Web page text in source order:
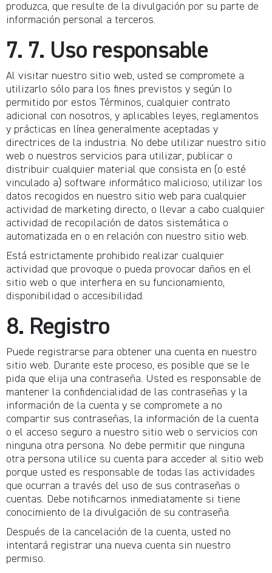
produzca, que resulte de la divulgación por su parte de
información personal a terceros.
7. 7. Uso responsable
Al visitar nuestro sitio web, usted se compromete a
utilizarlo sólo para los fines previstos y según lo
permitido por estos Términos, cualquier contrato
adicional con nosotros, y aplicables leyes, reglamentos
y prácticas en línea generalmente aceptadas y
directrices de la industria. No debe utilizar nuestro sitio
web o nuestros servicios para utilizar, publicar o
distribuir cualquier material que consista en (o esté
vinculado a) software informático malicioso; utilizar los
datos recogidos en nuestro sitio web para cualquier
actividad de marketing directo, o llevar a cabo cualquier
actividad de recopilación de datos sistemática o
automatizada en o en relación con nuestro sitio web.
Está estrictamente prohibido realizar cualquier
actividad que provoque o pueda provocar daños en el
sitio web o que interfiera en su funcionamiento,
disponibilidad o accesibilidad.
8. Registro
Puede registrarse para obtener una cuenta en nuestro
sitio web. Durante este proceso, es posible que se le
pida que elija una contraseña. Usted es responsable de
mantener la confidencialidad de las contraseñas y la
información de la cuenta y se compromete a no
compartir sus contraseñas, la información de la cuenta
o el acceso seguro a nuestro sitio web o servicios con
ninguna otra persona. No debe permitir que ninguna
otra persona utilice su cuenta para acceder al sitio web
porque usted es responsable de todas las actividades
que ocurran a través del uso de sus contraseñas o
cuentas. Debe notificarnos inmediatamente si tiene
conocimiento de la divulgación de su contraseña.
Después de la cancelación de la cuenta, usted no
intentará registrar una nueva cuenta sin nuestro
permiso.